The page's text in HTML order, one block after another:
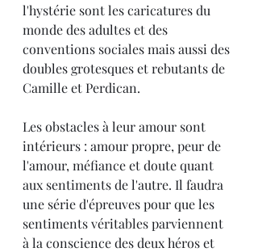
l'hystérie sont les caricatures du
monde des adultes et des
conventions sociales mais aussi des
doubles grotesques et rebutants de
Camille et Perdican.
Les obstacles à leur amour sont
intérieurs : amour propre, peur de
l'amour, méfiance et doute quant
aux sentiments de l'autre. Il faudra
une série d'épreuves pour que les
sentiments véritables parviennent
à la conscience des deux héros et